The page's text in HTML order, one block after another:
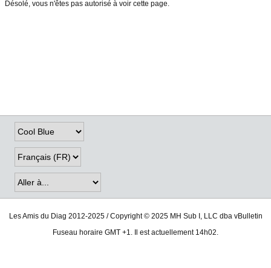
Désolé, vous n'êtes pas autorisé à voir cette page.
Les Amis du Diag 2012-2025 / Copyright © 2025 MH Sub I, LLC dba vBulletin
Fuseau horaire GMT +1. Il est actuellement 14h02.